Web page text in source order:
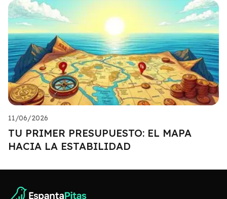
11/06/2026
TU PRIMER PRESUPUESTO: EL MAPA
HACIA LA ESTABILIDAD